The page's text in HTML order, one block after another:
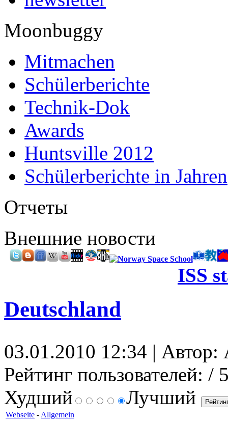
Moonbuggy
Mitmachen
Schülerberichte
Technik-Dok
Awards
Huntsville 2012
Schülerberichte in Jahren
Отчеты
Внешние новости
ISS
Deutschland
03.01.2010 12:34 |
Рейтинг пользователей: /
Худший
Лучший
Webseite - Allgemein